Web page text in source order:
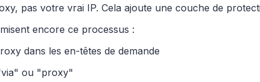
pas votre vrai IP. Cela ajoute une couche de
encore ce processus :
dans les en-têtes de demande
ou "proxy"